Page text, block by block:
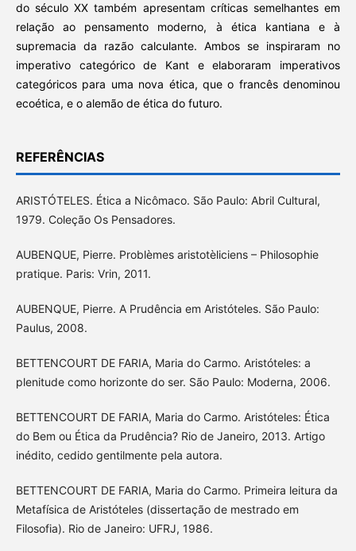
do século XX também apresentam críticas semelhantes em
relação ao pensamento moderno, à ética kantiana e à
supremacia da razão calculante. Ambos se inspiraram no
imperativo categórico de Kant e elaboraram imperativos
categóricos para uma nova ética, que o francês denominou
ecoética, e o alemão de ética do futuro.
REFERÊNCIAS
ARISTÓTELES. Ética a Nicômaco. São Paulo: Abril Cultural,
1979. Coleção Os Pensadores.
AUBENQUE, Pierre. Problèmes aristotèliciens – Philosophie
pratique. Paris: Vrin, 2011.
AUBENQUE, Pierre. A Prudência em Aristóteles. São Paulo:
Paulus, 2008.
BETTENCOURT DE FARIA, Maria do Carmo. Aristóteles: a
plenitude como horizonte do ser. São Paulo: Moderna, 2006.
BETTENCOURT DE FARIA, Maria do Carmo. Aristóteles: Ética
do Bem ou Ética da Prudência? Rio de Janeiro, 2013. Artigo
inédito, cedido gentilmente pela autora.
BETTENCOURT DE FARIA, Maria do Carmo. Primeira leitura da
Metafísica de Aristóteles (dissertação de mestrado em
Filosofia). Rio de Janeiro: UFRJ, 1986.